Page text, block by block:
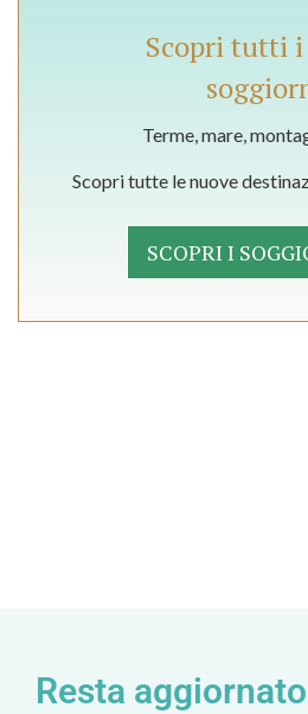
Scopri tutti
Terme, mare,
Scopri tutte le nuove
SCOPRI I
Resta aggiornato